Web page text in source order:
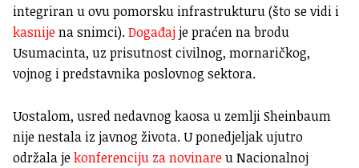
integriran u ovu pomorsku infrastrukturu (što se vidi i
kasnijena snimci).Događajje praćen na brodu
Usumacinta, uz prisutnost civilnog, mornaričkog,
vojnog i predstavnika poslovnog sektora.
Uostalom, usred nedavnog kaosa u zemlji Sheinbaum
nije nestala iz javnog života. U ponedjeljak ujutro
održala jekonferenciju za novinareu Nacionalnoj